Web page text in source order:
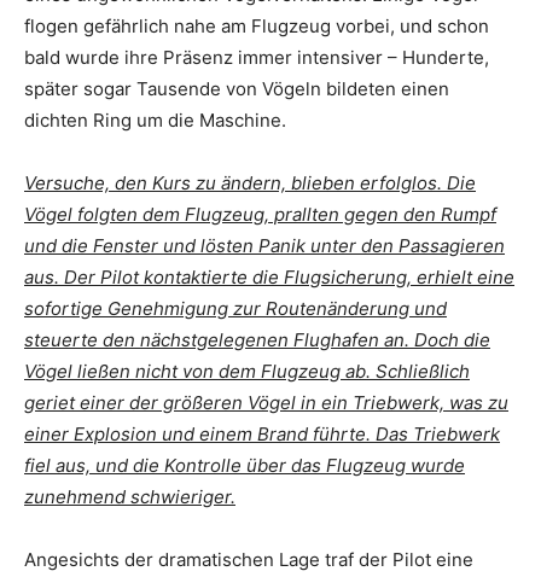
flogen gefährlich nahe am Flugzeug vorbei, und schon
bald wurde ihre Präsenz immer intensiver – Hunderte,
später sogar Tausende von Vögeln bildeten einen
dichten Ring um die Maschine.
Versuche, den Kurs zu ändern, blieben erfolglos. Die
Vögel folgten dem Flugzeug, prallten gegen den Rumpf
und die Fenster und lösten Panik unter den Passagieren
aus. Der Pilot kontaktierte die Flugsicherung, erhielt eine
sofortige Genehmigung zur Routenänderung und
steuerte den nächstgelegenen Flughafen an. Doch die
Vögel ließen nicht von dem Flugzeug ab. Schließlich
geriet einer der größeren Vögel in ein Triebwerk, was zu
einer Explosion und einem Brand führte. Das Triebwerk
fiel aus, und die Kontrolle über das Flugzeug wurde
zunehmend schwieriger.
Angesichts der dramatischen Lage traf der Pilot eine